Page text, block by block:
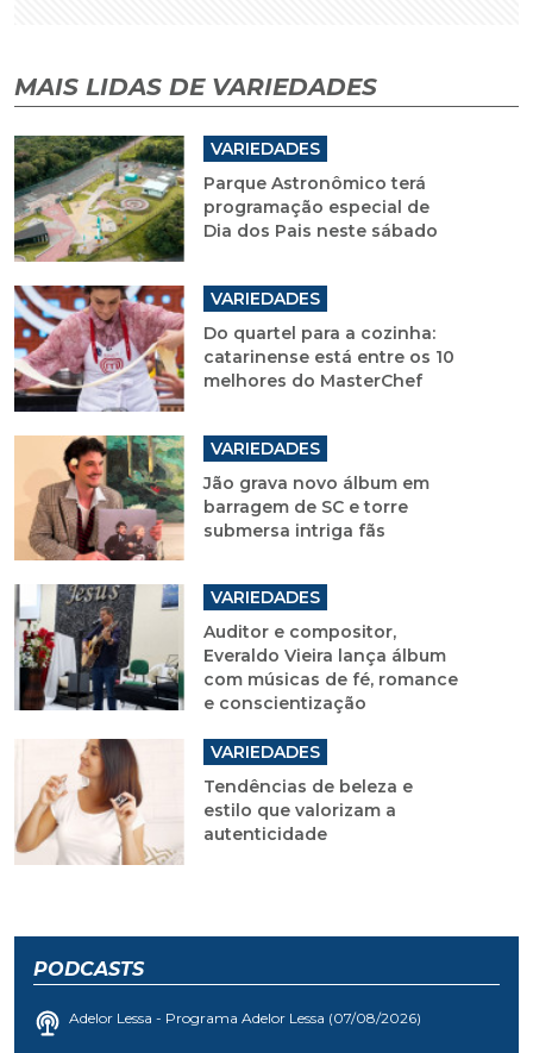
MAIS LIDAS DE VARIEDADES
VARIEDADES
Parque Astronômico terá
programação especial de
Dia dos Pais neste sábado
VARIEDADES
Do quartel para a cozinha:
catarinense está entre os 10
melhores do MasterChef
VARIEDADES
Jão grava novo álbum em
barragem de SC e torre
submersa intriga fãs
VARIEDADES
Auditor e compositor,
Everaldo Vieira lança álbum
com músicas de fé, romance
e conscientização
VARIEDADES
Tendências de beleza e
estilo que valorizam a
autenticidade
PODCASTS
Adelor Lessa - Programa Adelor Lessa (07/08/2026)